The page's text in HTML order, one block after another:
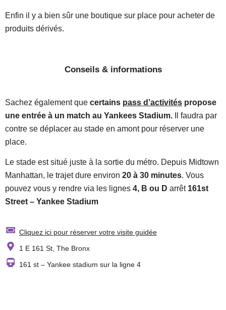
Enfin il y a bien sûr une boutique sur place pour acheter de
produits dérivés.
Conseils & informations
Sachez également que certains pass d’activités propose
une entrée à un match au Yankees Stadium. Il faudra par
contre se déplacer au stade en amont pour réserver une
place.
Le stade est situé juste à la sortie du métro. Depuis Midtown
Manhattan, le trajet dure environ 20 à 30 minutes. Vous
pouvez vous y rendre via les lignes 4, B ou D arrêt 161st
Street – Yankee Stadium
Cliquez ici pour réserver votre visite guidée
1 E 161 St, The Bronx
161 st – Yankee stadium sur la ligne 4